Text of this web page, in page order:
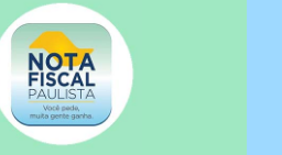
saiba mais